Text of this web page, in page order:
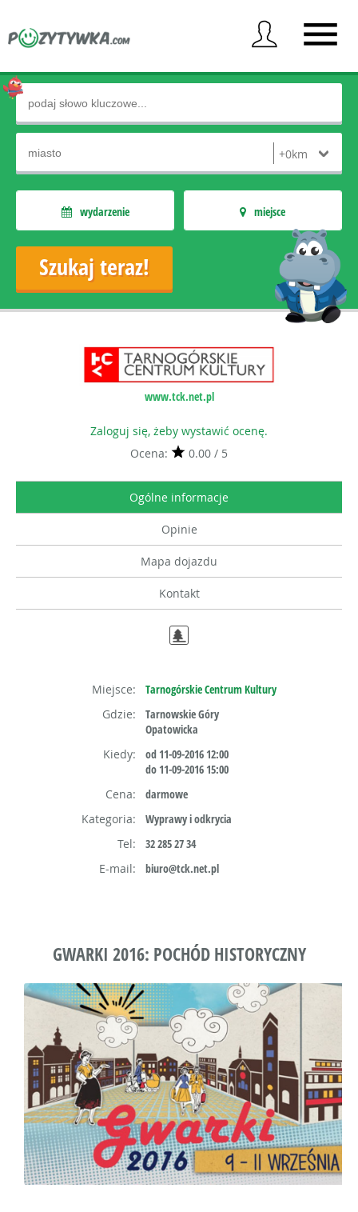
wydarzenie miejsce
www.tck.net.pl
Zaloguj się, żeby wystawić ocenę.
Ocena:
0.00 / 5
Ogólne informacje
Opinie
Mapa dojazdu
Kontakt
Miejsce:
Tarnogórskie Centrum Kultury
Gdzie:
Tarnowskie Góry
Opatowicka
Kiedy:
od 11-09-2016 12:00
do 11-09-2016 15:00
Cena:
darmowe
Kategoria:
Wyprawy i odkrycia
Tel:
32 285 27 34
E-mail:
biuro@tck.net.pl
GWARKI 2016: POCHÓD HISTORYCZNY